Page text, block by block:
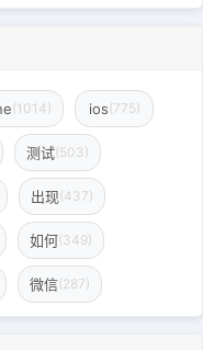
(1014) ios(775)
测试(503)
出现(437)
如何(349)
微信(287)